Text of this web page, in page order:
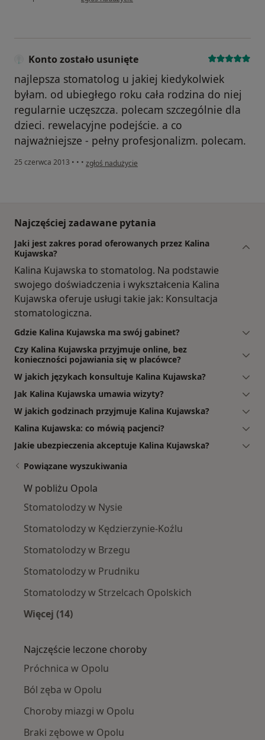
Konto zostało usunięte
najlepsza stomatolog u jakiej kiedykolwiek
byłam. od ubiegłego roku cała rodzina do niej
regularnie uczęszcza. polecam szczególnie dla
dzieci. rewelacyjne podejście. a co
najważniejsze - pełny profesjonalizm. polecam.
25 czerwca 2013 • • • w opinii użytkownika Konto zostało usunięte
zgłoś nadużycie
Najczęściej zadawane pytania
Jaki jest zakres porad oferowanych przez Kalina
Kujawska?
Kalina Kujawska to stomatolog. Na podstawie
swojego doświadczenia i wykształcenia Kalina
Kujawska oferuje usługi takie jak: Konsultacja
stomatologiczna.
Gdzie Kalina Kujawska ma swój gabinet?
Czy Kalina Kujawska przyjmuje online, bez
konieczności pojawiania się w placówce?
W jakich językach konsultuje Kalina Kujawska?
Jak Kalina Kujawska umawia wizyty?
W jakich godzinach przyjmuje Kalina Kujawska?
Kalina Kujawska: co mówią pacjenci?
Jakie ubezpieczenia akceptuje Kalina Kujawska?
Powiązane wyszukiwania
W pobliżu Opola
Stomatolodzy w Nysie
Stomatolodzy w Kędzierzynie-Koźlu
Stomatolodzy w Brzegu
Stomatolodzy w Prudniku
Stomatolodzy w Strzelcach Opolskich
Więcej (14)
Najczęście leczone choroby
Próchnica w Opolu
Ból zęba w Opolu
Choroby miazgi w Opolu
Braki zębowe w Opolu